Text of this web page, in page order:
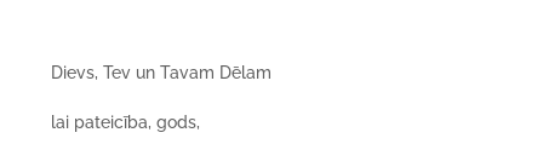
Dievs, Tev un Tavam Dēlam
lai pateicība, gods,